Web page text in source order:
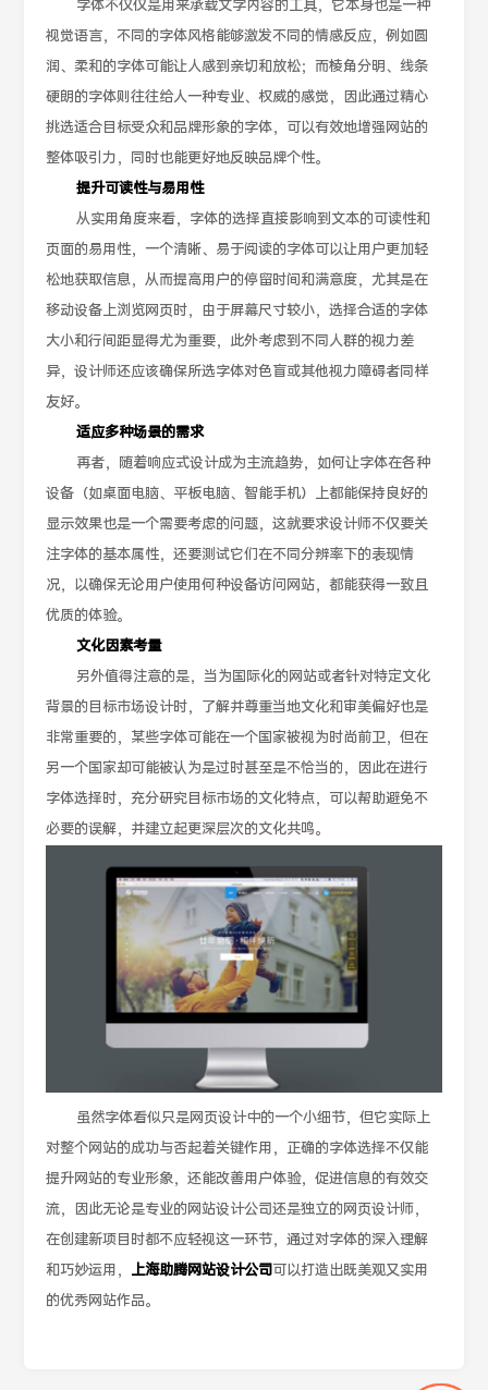
字体不仅仅是用来承载文字内容的工具，它本身也是一种
视觉语言，不同的字体风格能够激发不同的情感反应，例如圆
润、柔和的字体可能让人感到亲切和放松；而棱角分明、线条
硬朗的字体则往往给人一种专业、权威的感觉，因此通过精心
挑选适合目标受众和品牌形象的字体，可以有效地增强网站的
整体吸引力，同时也能更好地反映品牌个性。
提升可读性与易用性
从实用角度来看，字体的选择直接影响到文本的可读性和
页面的易用性，一个清晰、易于阅读的字体可以让用户更加轻
松地获取信息，从而提高用户的停留时间和满意度，尤其是在
移动设备上浏览网页时，由于屏幕尺寸较小，选择合适的字体
大小和行间距显得尤为重要，此外考虑到不同人群的视力差
异，设计师还应该确保所选字体对色盲或其他视力障碍者同样
友好。
适应多种场景的需求
再者，随着响应式设计成为主流趋势，如何让字体在各种
设备（如桌面电脑、平板电脑、智能手机）上都能保持良好的
显示效果也是一个需要考虑的问题，这就要求设计师不仅要关
注字体的基本属性，还要测试它们在不同分辨率下的表现情
况，以确保无论用户使用何种设备访问网站，都能获得一致且
优质的体验。
文化因素考量
另外值得注意的是，当为国际化的网站或者针对特定文化
背景的目标市场设计时，了解并尊重当地文化和审美偏好也是
非常重要的，某些字体可能在一个国家被视为时尚前卫，但在
另一个国家却可能被认为是过时甚至是不恰当的，因此在进行
字体选择时，充分研究目标市场的文化特点，可以帮助避免不
必要的误解，并建立起更深层次的文化共鸣。
虽然字体看似只是网页设计中的一个小细节，但它实际上
对整个网站的成功与否起着关键作用，正确的字体选择不仅能
提升网站的专业形象，还能改善用户体验，促进信息的有效交
流，因此无论是专业的网站设计公司还是独立的网页设计师，
在创建新项目时都不应轻视这一环节，通过对字体的深入理解
和巧妙运用， 上海助腾网站设计公司可以打造出既美观又实用
的优秀网站作品。